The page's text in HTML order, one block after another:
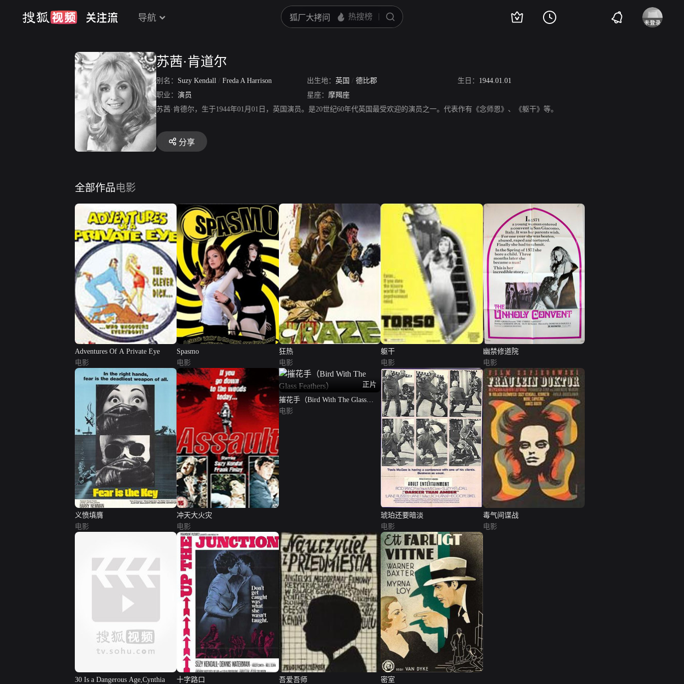
导航
苏茜·肯道尔
别名： Suzy Kendall / Freda A Harrison 出生地： 英国 / 德比郡 生日： 1944.01.01
职业： 演员 星座： 摩羯座
苏茜·肯德尔，生于1944年01月01日，英国演员。是20世纪60年代英国最受欢迎的演员之一。代表作有《念师恩》、《躯干》等。
分享
全部作品电影
Adventures Of A Private Eye
电影
Spasmo
电影
狂热
电影
躯干
电影
幽禁修道院
电影
义愤填膺
电影
冲天大火灾
电影
正片
摧花手（Bird With The Glass
Feathers）
电影
琥珀还要暗淡
电影
毒气间谍战
电影
30 Is a Dangerous Age,Cynthia 十字路口 吾爱吾师 密室